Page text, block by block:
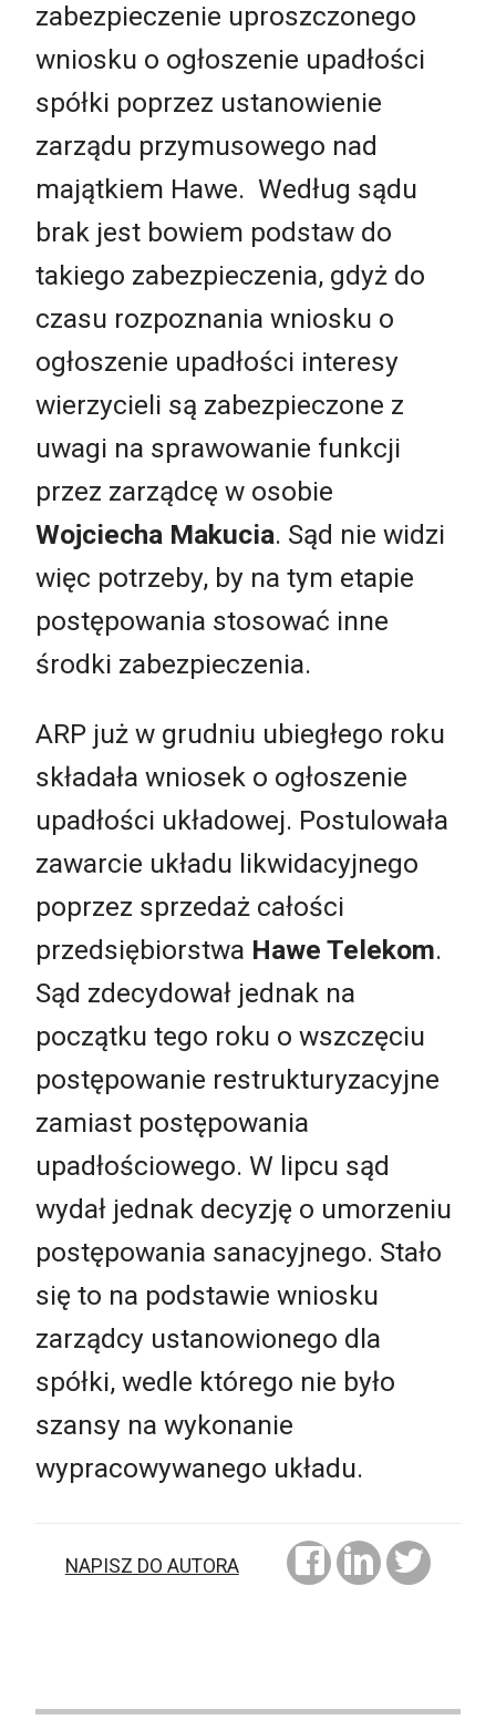
zabezpieczenie uproszczonego
wniosku o ogłoszenie upadłości
spółki poprzez ustanowienie
zarządu przymusowego nad
majątkiem Hawe. Według sądu
brak jest bowiem podstaw do
takiego zabezpieczenia, gdyż do
czasu rozpoznania wniosku o
ogłoszenie upadłości interesy
wierzycieli są zabezpieczone z
uwagi na sprawowanie funkcji
przez zarządcę w osobie
Wojciecha Makucia. Sąd nie widzi
więc potrzeby, by na tym etapie
postępowania stosować inne
środki zabezpieczenia.
ARP już w grudniu ubiegłego roku
składała wniosek o ogłoszenie
upadłości układowej. Postulowała
zawarcie układu likwidacyjnego
poprzez sprzedaż całości
przedsiębiorstwa Hawe Telekom.
Sąd zdecydował jednak na
początku tego roku o wszczęciu
postępowanie restrukturyzacyjne
zamiast postępowania
upadłościowego. W lipcu sąd
wydał jednak decyzję o umorzeniu
postępowania sanacyjnego. Stało
się to na podstawie wniosku
zarządcy ustanowionego dla
spółki, wedle którego nie było
szansy na wykonanie
wypracowywanego układu.
NAPISZ DO AUTORA